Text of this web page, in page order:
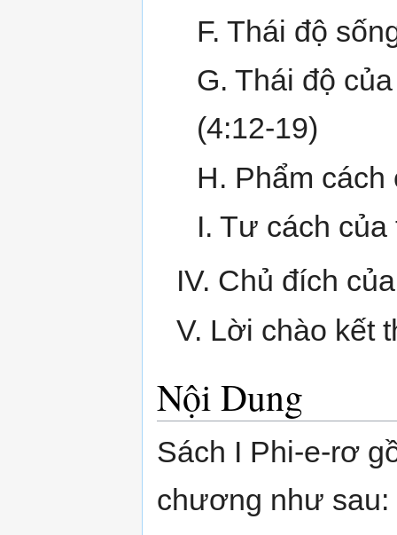
F. Thái độ
G. Thái độ
(4:12-19)
H. Phẩm
I. Tư cách của
IV. Chủ đích
V. Lời chào kết
Nội Dung
Sách I Phi-e-rơ
chương như sau: